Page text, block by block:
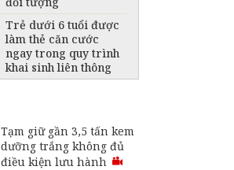
Trẻ dưới 6 tuổi được
làm thẻ căn cước
ngay trong quy trình
khai sinh liên thông
cho báo chí
Xây dựng hành lang
Tạm giữ gần 3,5 tấn kem
dưỡng trắng không đủ
điều kiện lưu hành